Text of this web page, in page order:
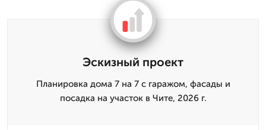
Эскизный проект
Планировка дома 7 на 7 с гаражом, фасады и
посадка на участок в Чите, 2026 г.